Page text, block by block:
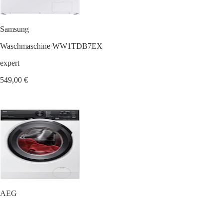
Samsung
Waschmaschine WW1TDB7EX
expert
549,00 €
AEG